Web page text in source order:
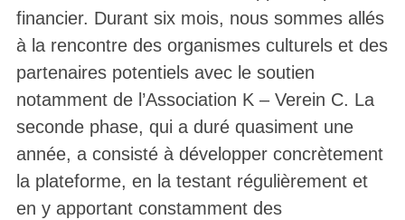
financier. Durant six mois, nous sommes allés
à la rencontre des organismes culturels et des
partenaires potentiels avec le soutien
notamment de l’Association K – Verein C. La
seconde phase, qui a duré quasiment une
année, a consisté à développer concrètement
la plateforme, en la testant régulièrement et
en y apportant constamment des